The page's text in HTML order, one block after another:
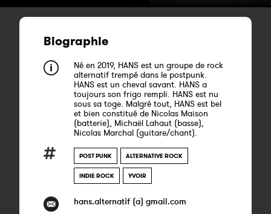
Biographie
Né en 2019, HANS est un groupe de rock
alternatif trempé dans le postpunk.
HANS est un cheval savant. HANS a
toujours son frigo rempli. HANS est nu
sous sa toge. Malgré tout, HANS est bel
et bien constitué de Nicolas Maison
(batterie), Michaël Lahaut (basse),
Nicolas Marchal (guitare/chant).
POST PUNK ALTERNATIVE ROCK
INDIE ROCK YVOIR
hans.alternatif (a) gmail.com